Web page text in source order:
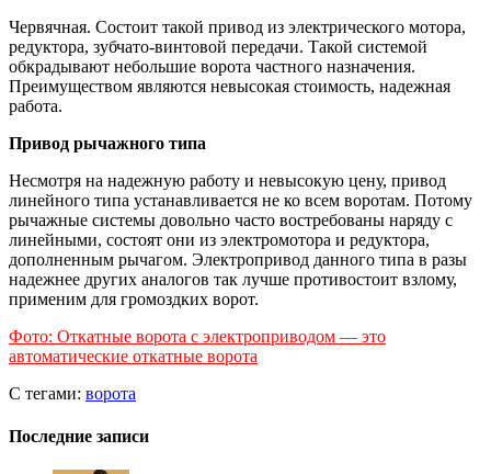
Червячная. Состоит такой привод из электрического мотора,
редуктора, зубчато-винтовой передачи. Такой системой
обкрадывают небольшие ворота частного назначения.
Преимуществом являются невысокая стоимость, надежная
работа.
Привод рычажного типа
Несмотря на надежную работу и невысокую цену, привод
линейного типа устанавливается не ко всем воротам. Потому
рычажные системы довольно часто востребованы наряду с
линейными, состоят они из электромотора и редуктора,
дополненным рычагом. Электропривод данного типа в разы
надежнее других аналогов так лучше противостоит взлому,
применим для громоздких ворот.
Фото: Откатные ворота с электроприводом — это
автоматические откатные ворота
С тегами: ворота
Последние записи